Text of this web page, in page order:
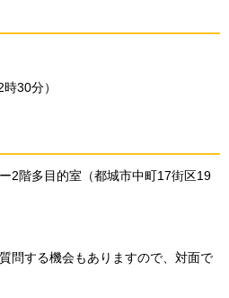
30分）
2階多目的室（都城市中町17街区19
問する機会もありますので、対面で